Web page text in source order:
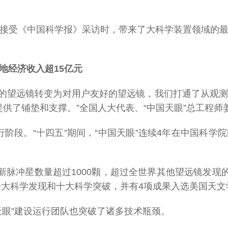
受《中国科学报》采访时，带来了大科学装置领域的
经济收入超15亿元
望远镜转变为对用户友好的望远镜，我们打通了从观
了铺垫和支撑。”全国人大代表、“中国天眼”总工程
阶段。“十四五”期间，“中国天眼”连续4年在中国科学
脉冲星数量超过1000颗，超过全世界其他望远镜发现
科学发现和十大科学突破，并有4项成果入选美国天
”建设运行团队也突破了诸多技术瓶颈。